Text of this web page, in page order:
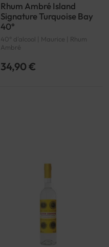
Rhum Ambré Island
Signature Turquoise Bay
40°
40° d'alcool | Maurice | Rhum
Ambré
34,90 €